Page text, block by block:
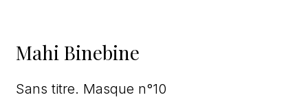
Mahi Binebine
Sans titre. Masque n°10